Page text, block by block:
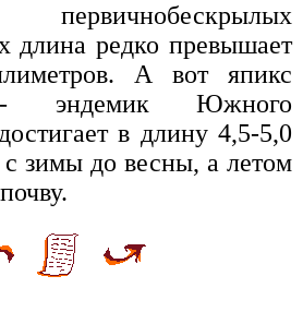
первичнобескрылых
длина редко превышает
А вот япикс
- эндемик Южного
в длину 4,5-5,0
зимы до весны, а летом